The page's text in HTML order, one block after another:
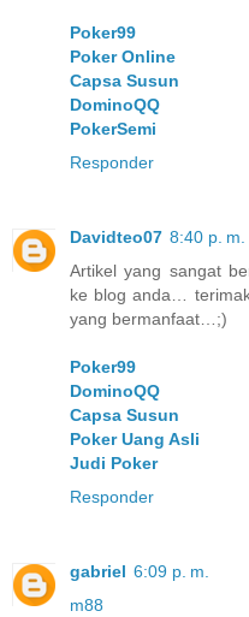
Poker99
Poker Online
Capsa Susun
DominoQQ
PokerSemi
Responder
Davidteo07 8:40 p. m.
Artikel yang sangat
ke blog anda…
yang bermanfaat…;)
Poker99
DominoQQ
Capsa Susun
Poker Uang Asli
Judi Poker
Responder
gabriel 6:09 p. m.
m88